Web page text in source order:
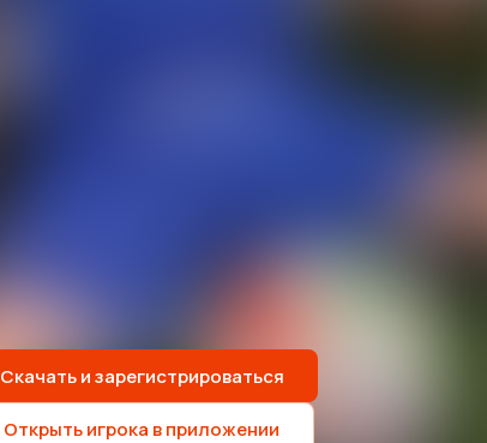
Скачать и зарегистрироваться
Открыть игрока в приложении